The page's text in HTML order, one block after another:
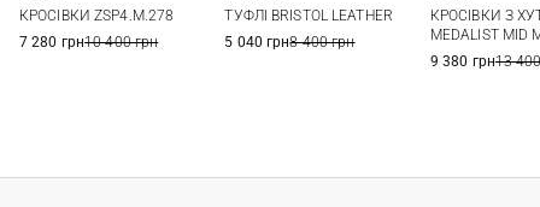
КРОСІВКИ ZSP4.M.278
7 280 грн10 400 грн
ТУФЛІ BRISTOL LEATHER
5 040 грн8 400 грн
КРОСІВКИ З
MEDALIST MID
9 380 грн13